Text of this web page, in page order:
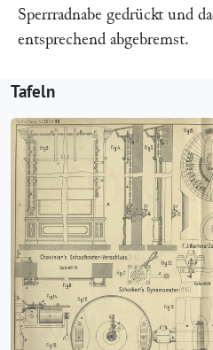
Sperrradnabe gedrückt und
entsprechend abgebremst.
Tafeln